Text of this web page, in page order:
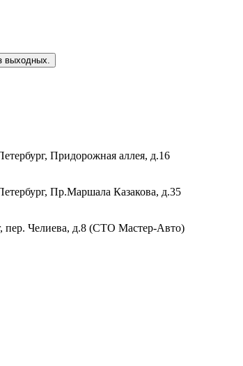
выходных.
Придорожная аллея, д.16
Пр.Маршала Казакова, д.35
пер. Челиева, д.8 (СТО Мастер-Авто)